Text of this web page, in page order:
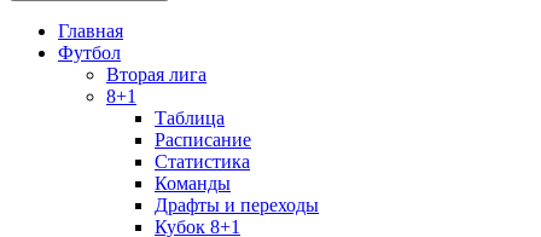
Главная
Футбол
Вторая лига
8+1
Таблица
Расписание
Статистика
Команды
Драфты и переходы
Кубок 8+1